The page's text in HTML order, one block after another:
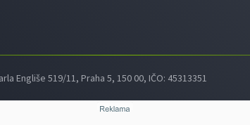
Engliše 519/11, Praha 5, 150 00, IČO: 45313351